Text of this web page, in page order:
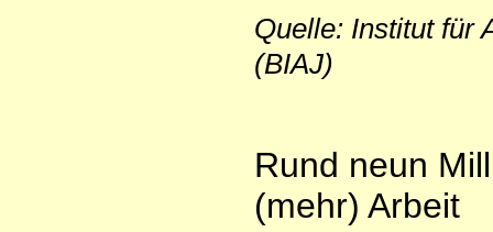
Quelle: Institut für
(BIAJ)
Rund neun
(mehr) Arbeit